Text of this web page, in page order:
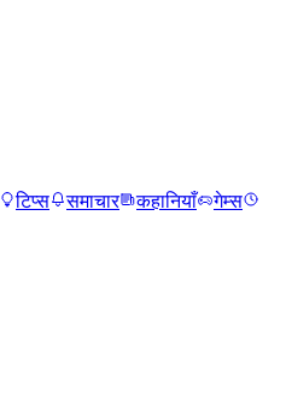
टिप्स समाचार कहानियाँ
गेम्स